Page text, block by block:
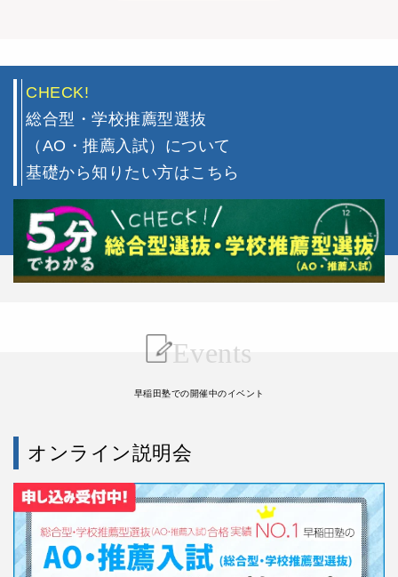
CHECK!
総合型・学校推薦型選抜
（AO・推薦入試）について
基礎から知りたい方はこちら
Events
早稲田塾での開催中のイベント
オンライン説明会